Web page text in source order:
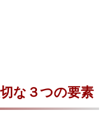
な３つの要素